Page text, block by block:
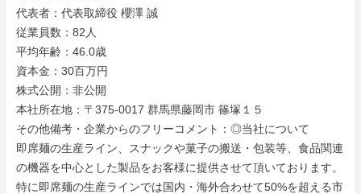
代表者：代表取締役 櫻澤 誠
従業員数：82人
平均年齢：46.0歳
資本金：30百万円
株式公開：非公開
本社所在地：〒375-0017 群馬県藤岡市 篠塚１５
その他備考・企業からのフリーコメント：◎当社について
即席麺の生産ライン、スナックや菓子の搬送・包装等、食品関連
の機器を中心とした製品をお客様に提供させて頂いております。
特に即席麺の生産ラインでは国内・海外合わせて50%を超える市